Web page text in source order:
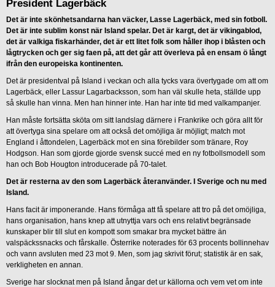
President Lagerbäck
Det är inte skönhetsandarna han väcker, Lasse Lagerbäck, med sin fotboll.
Det är inte sublim konst när Island spelar. Det är kargt, det är vikingablod,
det är valkiga fiskarhänder, det är ett litet folk som håller ihop i blåsten och
lågtrycken och ger sig faen på, att det går att överleva på en ensam ö långt
ifrån den europeiska kontinenten.
Det är presidentval på Island i veckan och alla tycks vara övertygade om att om
Lagerbäck, eller Lassur Lagarbacksson, som han väl skulle heta, ställde upp
så skulle han vinna. Men han hinner inte. Han har inte tid med valkampanjer.
Han måste fortsätta sköta om sitt landslag därnere i Frankrike och göra allt för
att övertyga sina spelare om att också det omöjliga är möjligt; match mot
England i åttondelen, Lagerbäck mot en sina förebilder som tränare, Roy
Hodgson. Han som gjorde gjorde svensk succé med en ny fotbollsmodell som
han och Bob Hougton introducerade på 70-talet.
Det är resterna av den som Lagerbäck återanvänder. I Sverige och nu med
Island.
Hans facit är imponerande. Hans förmåga att få spelare att tro på det omöjliga,
hans organisation, hans knep att utnyttja vars och ens relativt begränsade
kunskaper blir till slut en kompott som smakar bra mycket bättre än
valspäckssnacks och fårskalle. Österrike noterades för 63 procents bollinnehav
och vann avsluten med 23 mot 9. Men, som jag skrivit förut; statistik är en sak,
verkligheten en annan.
Sverige har slocknat men på Island ångar det ur källorna och vem vet om inte